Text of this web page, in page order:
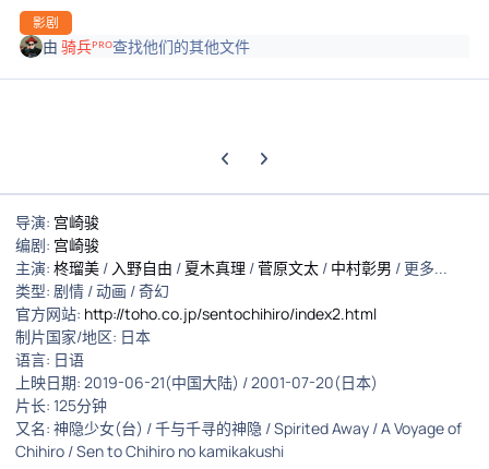
影剧
由骑兵ᴾᴿᴼ查找他们的其他文件
上一张轮播幻灯片
下一张轮播幻灯片
导演: 宫崎骏
编剧: 宫崎骏
主演: 柊瑠美 / 入野自由 / 夏木真理 /菅原文太 / 中村彰男 / 更多...
类型: 剧情 / 动画 / 奇幻
官方网站: http://toho.co.jp/sentochihiro/index2.html
制片国家/地区: 日本
语言: 日语
上映日期: 2019-06-21(中国大陆) / 2001-07-20(日本)
片长: 125分钟
又名: 神隐少女(台) / 千与千寻的神隐 / Spirited Away / A Voyage of
Chihiro / Sen to Chihiro no kamikakushi